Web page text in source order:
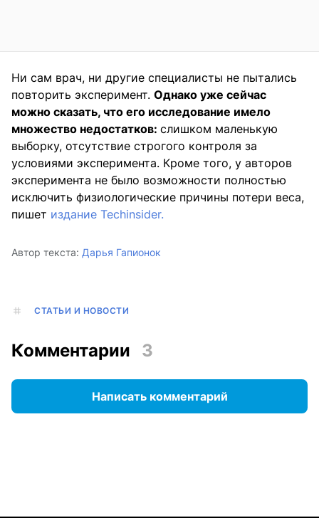
Ни сам врач, ни другие специалисты не пытались
повторить эксперимент. Однако уже сейчас
можно сказать, что его исследование имело
множество недостатков: слишком маленькую
выборку, отсутствие строгого контроля за
условиями эксперимента. Кроме того, у авторов
эксперимента не было возможности полностью
исключить физиологические причины потери веса,
пишет издание Techinsider.
Автор текста: Дарья Гапионок
СТАТЬИ И НОВОСТИ
Комментарии 3
Написать комментарий